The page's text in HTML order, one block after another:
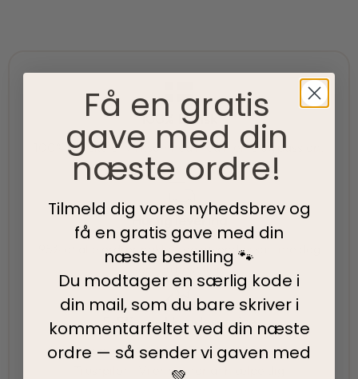
100% Dansk
100% danskejet virksomhed med hjerte og passion.
Vi værner om vores lokale rødder
Hurtig levering
95% af alle ordrer pakkes og afsendes samme dag
som du bestiller.
5-Stjernet kundeservice
Vi har topscore på både Facebook, Google og
Trustpilot - Vi er her for at hjælpe dig
Få en gratis
gave med din
næste ordre!
Tilmeld dig vores nyhedsbrev og
få en gratis gave med din
næste bestilling 🐾
Du modtager en særlig kode i
din mail, som du bare skriver i
kommentarfeltet ved din næste
ordre — så sender vi gaven med